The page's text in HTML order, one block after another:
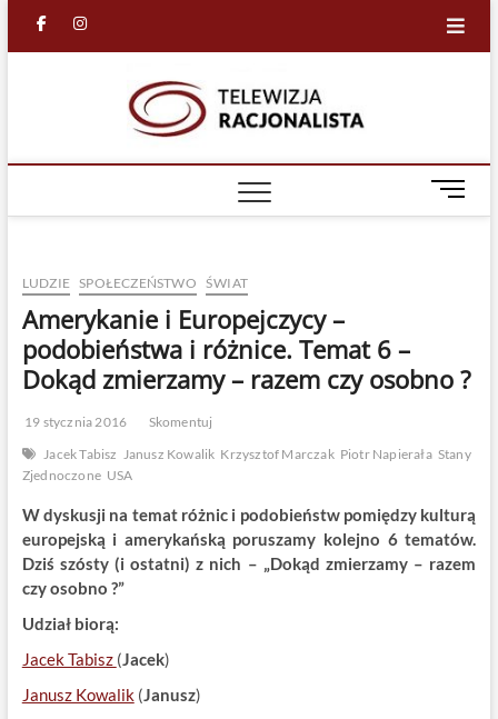
facebook
in
M
e
o
LUDZIE SPOŁECZEŃSTWO ŚWIAT
Amerykanie i Europejczycy –
podobieństwa i różnice. Temat 6 –
Dokąd zmierzamy – razem czy osobno ?
19 stycznia 2016
Skomentuj
Jacek Tabisz Janusz Kowalik Krzysztof Marczak Piotr Napierała Stany
Zjednoczone USA
W dyskusji na temat różnic i podobieństw pomiędzy kulturą
europejską i amerykańską poruszamy kolejno 6 tematów.
Dziś szósty (i ostatni) z nich – „Dokąd zmierzamy – razem
czy osobno ?”
Udział biorą:
Jacek Tabisz (Jacek)
Janusz Kowalik(Janusz)